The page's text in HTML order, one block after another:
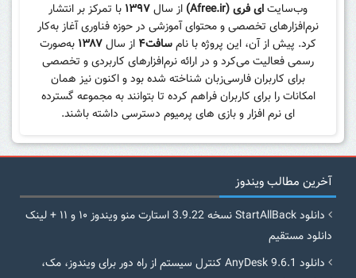
وب‌سایتای فری (Afree.ir) از سال۱۳۹۷ با تمرکز بر انتشار
نرم‌افزارهای تخصصی و محتوای آموزشی در حوزه فناوری آغاز به‌کار
کرد. پیش از آن، این پروژه با نامسافت۴ از سال۱۳۸۷ به‌صورت
رسمی فعالیت می‌کرد و در ارائه نرم‌افزارهای کاربردی و تخصصی
برای کاربران فارسی‌زبان شناخته شده بود و اکنون نیز همان
امکانات را برای کاربران فراهم کرده تا بتوانند به مجموعه گسترده
ای نرم افزار و بازی های پرمیوم دسترسی داشته باشند.
آخرین مطالب ویندوز
دانلود StartAllBack نسخه 3.9.22 استارت منو ویندوز ۱۰ و ۱۱ + لینک
دانلود مستقیم
دانلود AnyDesk 9.6.1 کنترل سیستم از راه دور برای ویندوز، مک،